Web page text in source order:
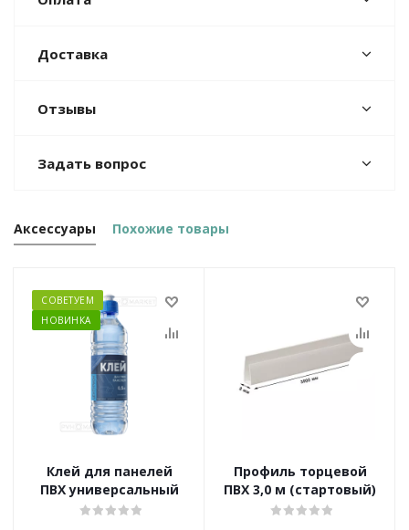
Доставка
Отзывы
Задать вопрос
Аксессуары Похожие товары
СОВЕТУЕМ
НОВИНКА
Клей для панелей
ПВХ универсальный
Профиль торцевой
ПВХ 3,0 м (стартовый)